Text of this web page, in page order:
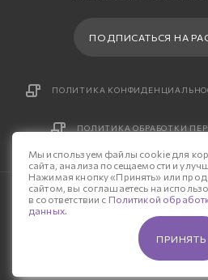
ПОДПИСАТЬСЯ НА
ПОЛИТИКА
ПОЛИТИКА ОБРАБОТКИ
© 2026 Интернет-
Разработка сайта
Мы используем файлы cookie для
сайта, анализа посещаемости и
Нажимая кнопку «Принять» или
сайтом, вы соглашаетесь на
в соответствии с Политикой
данных.
ПРИНЯТЬ